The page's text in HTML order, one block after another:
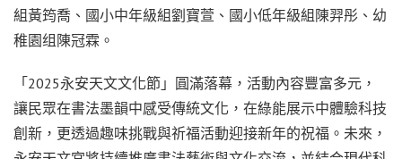
組黃筠喬、國小中年級組劉寶萱、國小低年級組陳羿彤、幼
稚園组陳冠霖。
「2025永安天文文化節」圓滿落幕，活動內容豐富多元，
讓民眾在書法墨韻中感受傳統文化，在綠能展示中體驗科技
創新，更透過趣味挑戰與祈福活動迎接新年的祝福。未來，